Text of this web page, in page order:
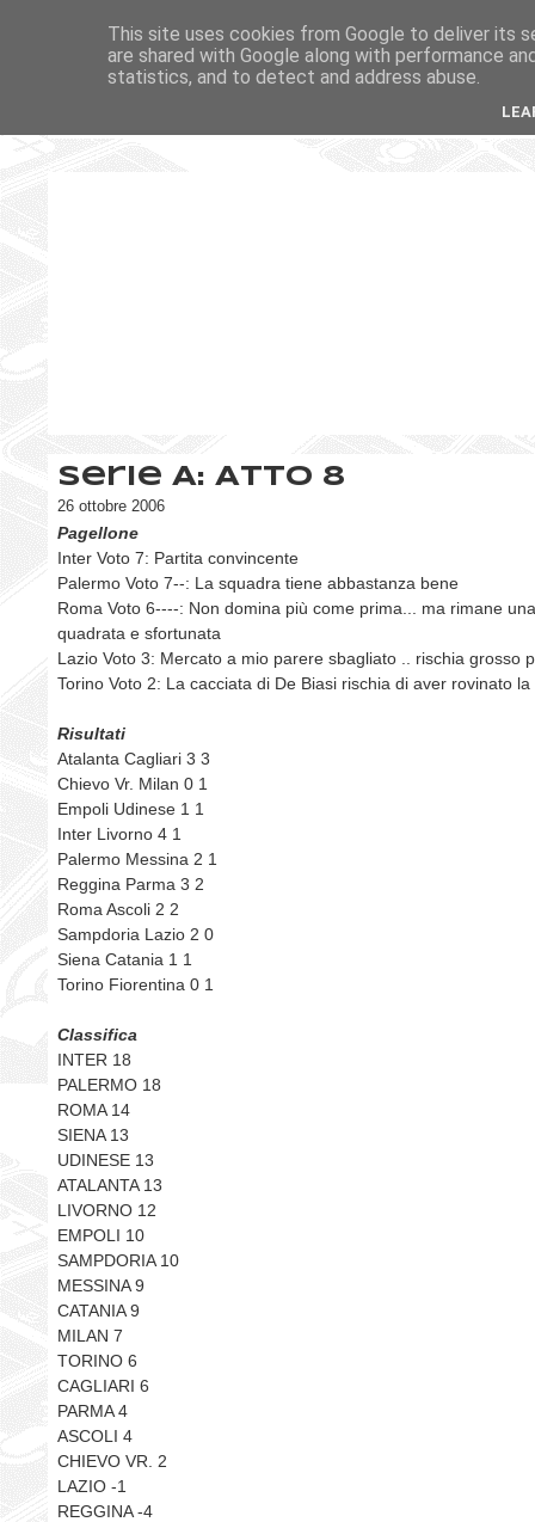
Serie A: Atto 8
26 ottobre 2006
Pagellone
Inter Voto 7: Partita convincente
Palermo Voto 7--: La squadra tiene abbastanza bene
Roma Voto 6----: Non domina più come prima... ma rimane
quadrata e sfortunata
Lazio Voto 3: Mercato a mio parere sbagliato .. rischia grosso
Torino Voto 2: La cacciata di De Biasi rischia di aver rovinato
Risultati
Atalanta Cagliari 3 3
Chievo Vr. Milan 0 1
Empoli Udinese 1 1
Inter Livorno 4 1
Palermo Messina 2 1
Reggina Parma 3 2
Roma Ascoli 2 2
Sampdoria Lazio 2 0
Siena Catania 1 1
Torino Fiorentina 0 1
Classifica
INTER 18
PALERMO 18
ROMA 14
SIENA 13
UDINESE 13
ATALANTA 13
LIVORNO 12
EMPOLI 10
SAMPDORIA 10
MESSINA 9
CATANIA 9
MILAN 7
TORINO 6
CAGLIARI 6
PARMA 4
ASCOLI 4
CHIEVO VR. 2
LAZIO -1
REGGINA -4
This site uses cookies from Google to deliver its
are shared with Google along with performance
statistics, and to detect and address abuse.